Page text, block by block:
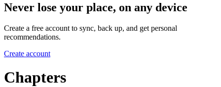
Never lose your place, on any device
Create a free account to sync, back up, and get personal
recommendations.
Create account
Chapters